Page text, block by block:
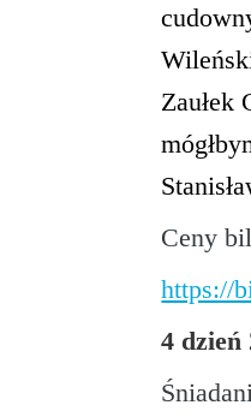
Zaułek
Ceny
https://
4 dzień